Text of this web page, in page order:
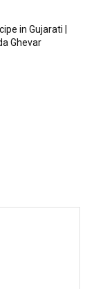
in Gujarati |
Ghevar